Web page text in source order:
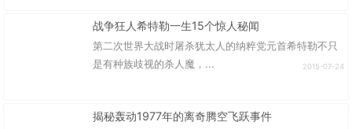
战争狂人希特勒一生15个惊人秘闻
第二次世界大战时屠杀犹太人的纳粹党元首希特勒不只
是有种族歧视的杀人魔，...
2015-07-24
揭秘轰动1977年的离奇腾空飞跃事件